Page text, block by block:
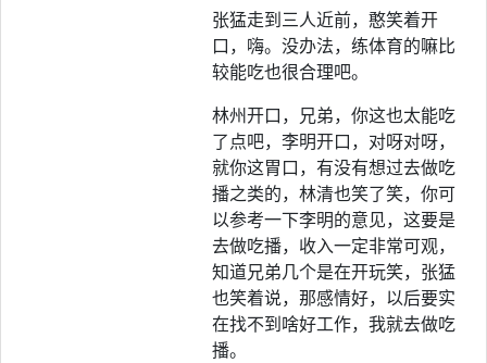
张猛走到三人近前，憨笑着开
口，嗨。没办法，练体育的嘛比
较能吃也很合理吧。
林州开口，兄弟，你这也太能吃
了点吧，李明开口，对呀对呀，
就你这胃口，有没有想过去做吃
播之类的，林清也笑了笑，你可
以参考一下李明的意见，这要是
去做吃播，收入一定非常可观，
知道兄弟几个是在开玩笑，张猛
也笑着说，那感情好，以后要实
在找不到啥好工作，我就去做吃
播。